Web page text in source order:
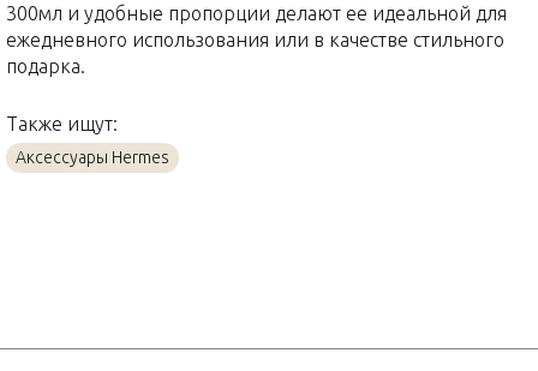
300мл и удобные пропорции делают ее идеальной для
ежедневного использования или в качестве стильного
подарка.
Также ищут:
Аксессуары Hermes